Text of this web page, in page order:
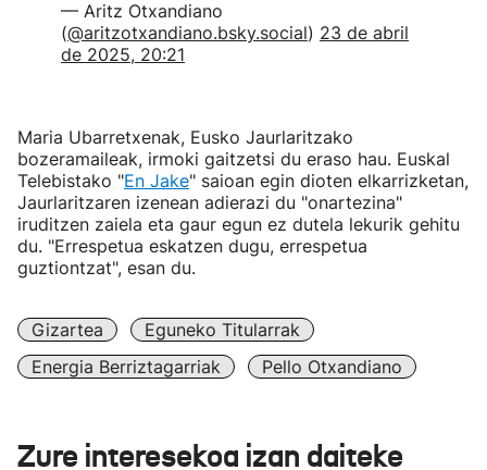
— Aritz Otxandiano
(@aritzotxandiano.bsky.social) 23 de abril
de 2025, 20:21
Maria Ubarretxenak, Eusko Jaurlaritzako
bozeramaileak, irmoki gaitzetsi du eraso hau. Euskal
Telebistako "En Jake" saioan egin dioten elkarrizketan,
Jaurlaritzaren izenean adierazi du "onartezina"
iruditzen zaiela eta gaur egun ez dutela lekurik gehitu
du. "Errespetua eskatzen dugu, errespetua
guztiontzat", esan du.
Gizartea
Eguneko Titularrak
Energia Berriztagarriak
Pello Otxandiano
Zure interesekoa izan daiteke